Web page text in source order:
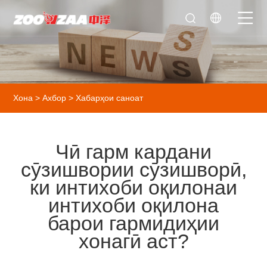
Хона > Ахбор >Хабарҳои саноат
Чӣ гарм кардани
сӯзишвории сӯзишворӣ,
ки интихоби оқилонаи
интихоби оқилона
барои гармидиҳии
хонагӣ аст?